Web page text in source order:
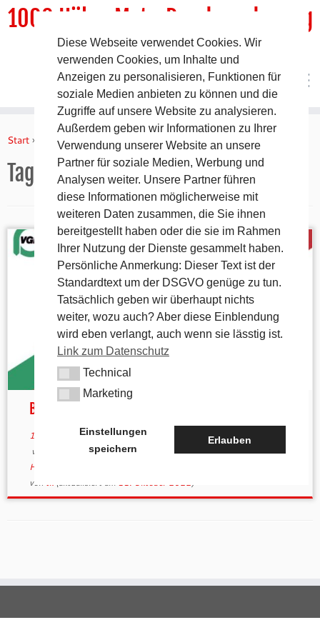
Inhalt
1000 HöhenMeterRundwanderweg
DER Rundwanderweg um Pommelsbrunn
Start » VGN
Tag: VGN
Birglandtrail – Wegebeschreibung und Karte
14. März 2022inKartenmaterial
Wegbeschreibung
verschlagwortetBirglandtrail Eckeltshof/Hartmannshof/
Haunritz
von tk(aktualisiert am 11. Oktober 2022)
Diese Webseite verwendet Cookies. Wir
verwenden Cookies, um Inhalte und
Anzeigen zu personalisieren, Funktionen für
soziale Medien anbieten zu können und die
Zugriffe auf unsere Website zu analysieren.
Außerdem geben wir Informationen zu Ihrer
Verwendung unserer Website an unsere
Partner für soziale Medien, Werbung und
Analysen weiter. Unsere Partner führen
diese Informationen möglicherweise mit
weiteren Daten zusammen, die Sie ihnen
bereitgestellt haben oder die sie im Rahmen
Ihrer Nutzung der Dienste gesammelt haben.
Persönliche Anmerkung: Dieser Text ist der
Standardtext um der DSGVO genüge zu tun.
Tatsächlich geben wir überhaupt nichts
weiter, wozu auch? Aber diese Einblendung
wird eben verlangt, auch wenn sie lässtig ist.
Link zum Datenschutz
TechnicalTechnical
MarketingMarketing
Einstellungen
speichern
Erlauben